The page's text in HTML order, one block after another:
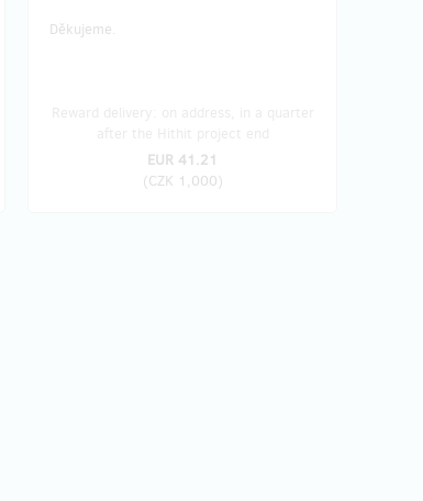
Děkujeme.
EUR 41.21
(CZK 1,000)